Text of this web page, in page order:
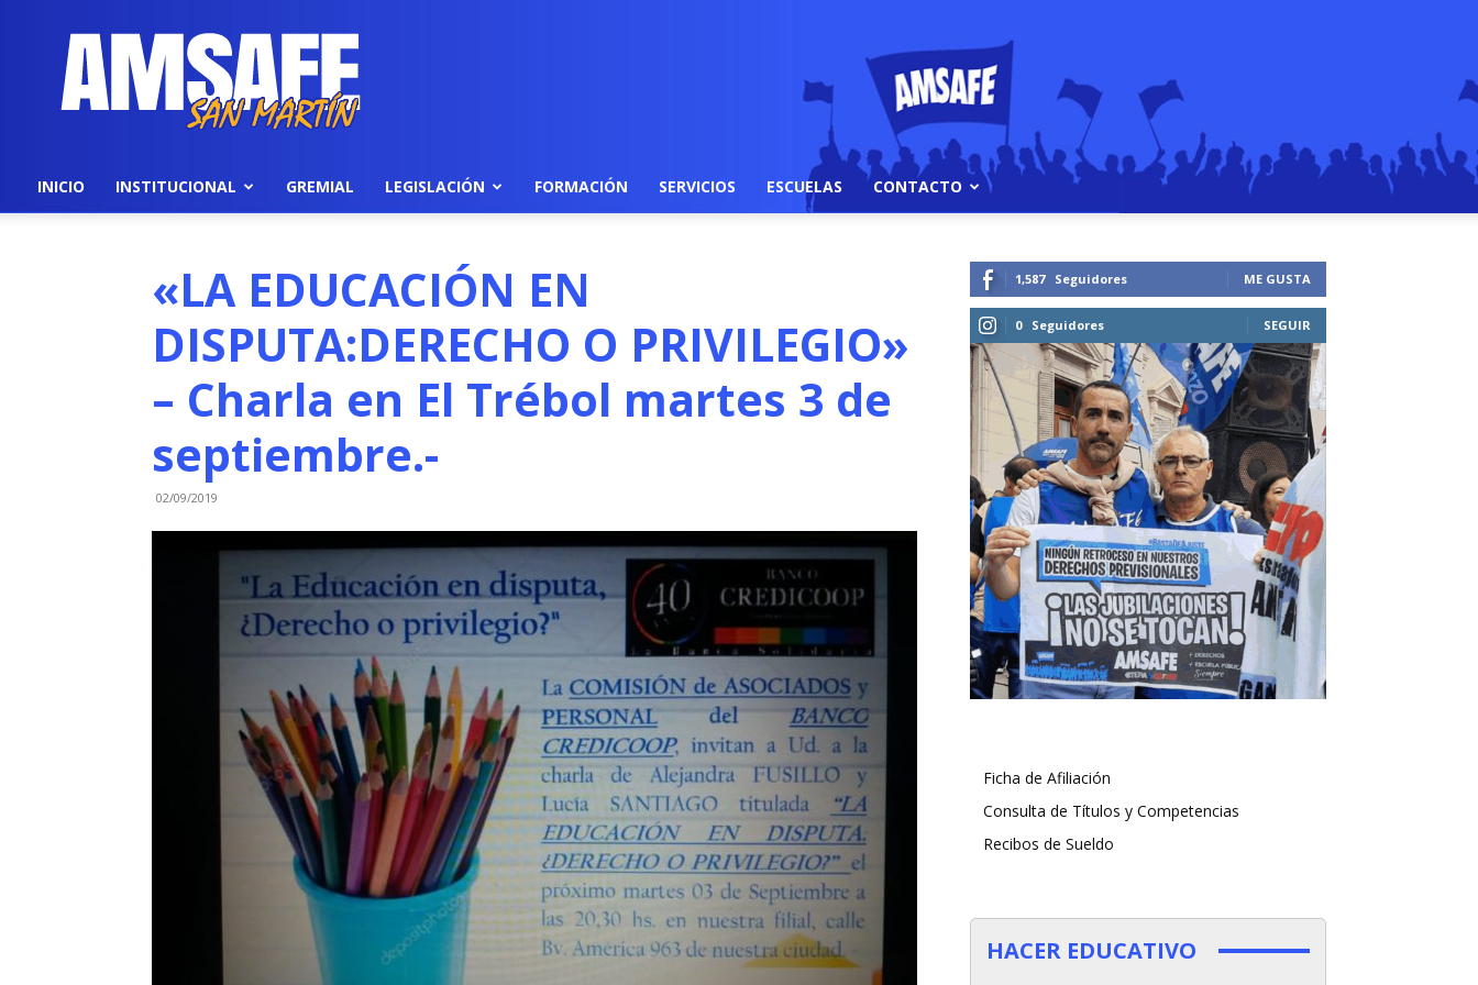
AMSAFE
INICIO INSTITUCIONAL GREMIAL LEGISLACIÓN FORMACIÓN SERVICIOS ESCUELAS CONTACTO
«LA EDUCACIÓN EN
DISPUTA:DERECHO O PRIVILEGIO»
– Charla en El Trébol martes 3 de
septiembre.-
02/09/2019
1,587 Seguidores ME GUSTA
0 Seguidores SEGUIR
Ficha de Afiliación
Consulta de Títulos y Competencias
Recibos de Sueldo
HACER EDUCATIVO